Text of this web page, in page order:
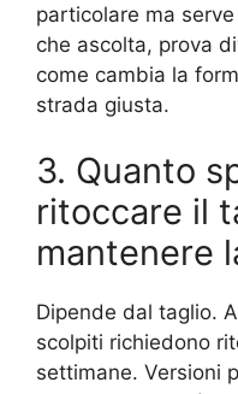
particolare ma
che ascolta, prova
come cambia la
strada giusta.
3. Quanto
ritoccare il
mantenere
Dipende dal taglio.
scolpiti richiedono
settimane. Versioni